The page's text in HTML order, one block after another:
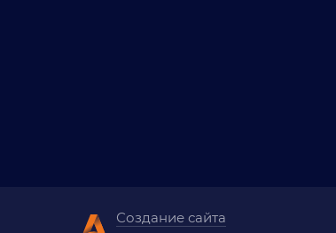
Создание сайта